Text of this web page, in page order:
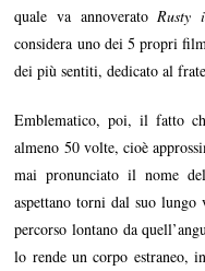
quale va annoverato Rusty
considera uno dei 5 propri
dei più sentiti, dedicato al
Emblematico, poi, il fatto
almeno 50 volte, cioè
mai pronunciato il nome
aspettano torni dal suo
percorso lontano da
lo rende un corpo estraneo,